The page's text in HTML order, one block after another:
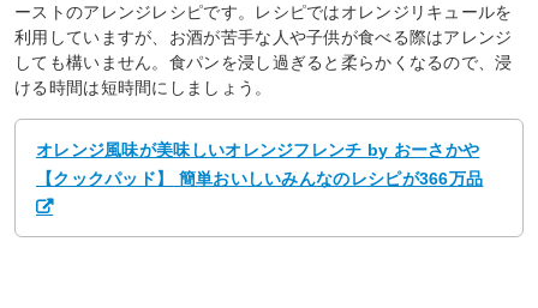
ーストのアレンジレシピです。レシピではオレンジリキュールを
利用していますが、お酒が苦手な人や子供が食べる際はアレンジ
しても構いません。食パンを浸し過ぎると柔らかくなるので、浸
ける時間は短時間にしましょう。
オレンジ風味が美味しいオレンジフレンチ by おーさかや
【クックパッド】 簡単おいしいみんなのレシピが366万品